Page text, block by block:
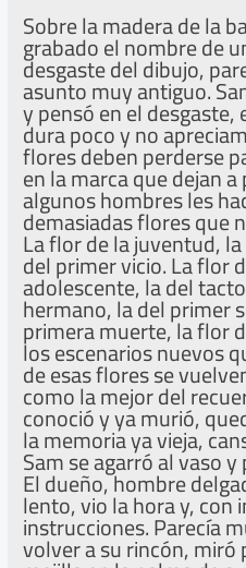
Sobre la madera de la
grabado el nombre de
desgaste del dibujo,
asunto muy antiguo.
y pensó en el
dura poco y no
flores deben perderse
en la marca que dejan
algunos hombres les
demasiadas flores que
La flor de la juventud,
del primer vicio. La flor
adolescente, la del
hermano, la del primer
primera muerte, la flor
los escenarios nuevos
de esas flores se
como la mejor del
conoció y ya murió,
la memoria ya vieja,
Sam se agarró al vaso
El dueño, hombre
lento, vio la hora y, con
instrucciones. Parecía
volver a su rincón,